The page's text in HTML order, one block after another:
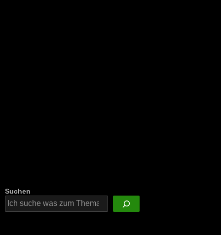
Suchen